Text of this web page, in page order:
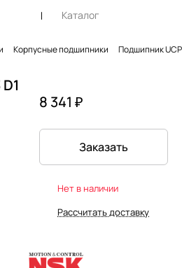
Каталог
Корпусные подшипники Подшипник
8 341 ₽
Заказать
Нет в наличии
Рассчитать доставку